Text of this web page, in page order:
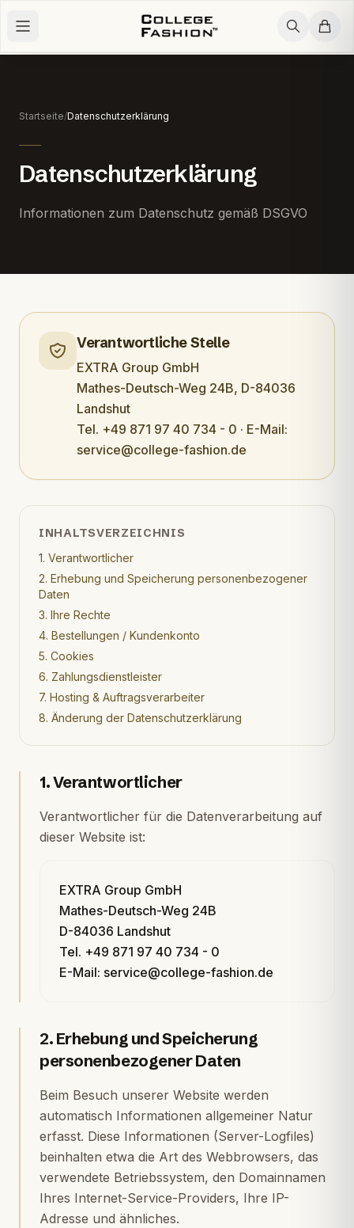
Startseite/Datenschutzerklärung
Datenschutzerklärung
Informationen zum Datenschutz gemäß DSGVO
Verantwortliche Stelle
EXTRA Group GmbH
Mathes-Deutsch-Weg 24B, D-84036
Landshut
Tel. +49 871 97 40 734 - 0 · E-Mail:
service@college-fashion.de
INHALTSVERZEICHNIS
1. Verantwortlicher
2. Erhebung und Speicherung personenbezogener
Daten
3. Ihre Rechte
4. Bestellungen / Kundenkonto
5. Cookies
6. Zahlungsdienstleister
7. Hosting & Auftragsverarbeiter
8. Änderung der Datenschutzerklärung
1. Verantwortlicher
Verantwortlicher für die Datenverarbeitung auf
dieser Website ist:
EXTRA Group GmbH
Mathes-Deutsch-Weg 24B
D-84036 Landshut
Tel. +49 871 97 40 734 - 0
E-Mail: service@college-fashion.de
2. Erhebung und Speicherung
personenbezogener Daten
Beim Besuch unserer Website werden
automatisch Informationen allgemeiner Natur
erfasst. Diese Informationen (Server-Logfiles)
beinhalten etwa die Art des Webbrowsers, das
verwendete Betriebssystem, den Domainnamen
Ihres Internet-Service-Providers, Ihre IP-
Adresse und ähnliches.